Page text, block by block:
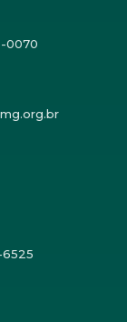
0070
6525